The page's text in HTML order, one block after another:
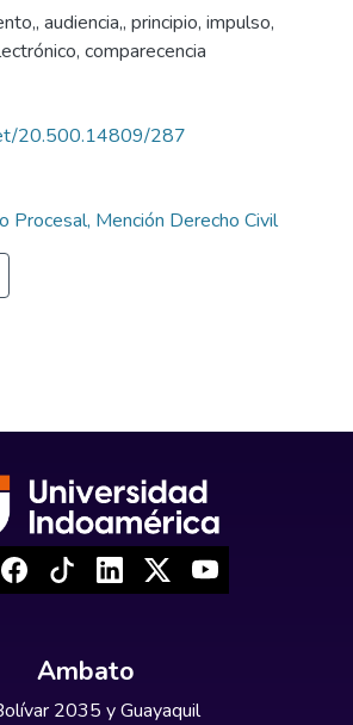
, audiencia,, principio, impulso,
, comparecencia
20.500.14809/287
Procesal, Mención Derecho Civil
Ambato
2035 y Guayaquil